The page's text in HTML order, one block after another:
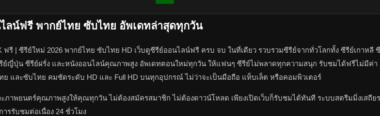
ลน์ฟรี พากย์ไทย ซับไทย อัพเดทล่าสุดทุกวัน
ฟรี | ซีรีย์ใหม่ 2026 พากย์ไทย ซับไทย HD เว็บดูซีรีย์ออนไลน์ฟรี ครบ จบ ในที่เดียว รวบรวมซีรีย์จากทั่วโลกทั้ง ซีรีย์เกาหลี
ย์ญี่ปุ่น ซีรีย์ฝรั่ง และหนังออนไลน์คุณภาพสูง อัพเดทตอนใหม่ทุกวัน ให้แฟนๆ ซีรีย์ไม่พลาดทุกความสนุก รับชมได้ฟรีไม่มีค่า
ย และซับไทย คมชัดระดับ HD และ Full HD บนทุกอุปกรณ์ ไม่ว่าจะเป็นมือถือ แท็บเล็ต หรือคอมพิวเตอร์
ะภาพยนตร์คุณภาพสูงให้คุณทุกวัน ไม่ต้องสมัครสมาชิก ไม่ต้องดาวน์โหลด เพียงเปิดเว็บก็รับชมได้ทันที ระบบสตรีมมิ่งเสถียร
ารรับชมต่อเนื่อง 24 ชั่วโมง